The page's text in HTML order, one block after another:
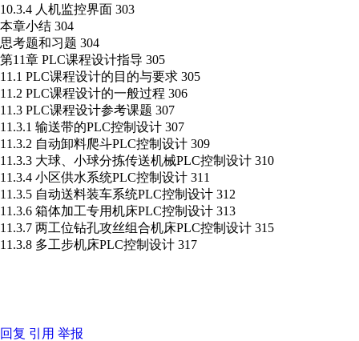
10.3.4 人机监控界面 303
本章小结 304
思考题和习题 304
第11章 PLC课程设计指导 305
11.1 PLC课程设计的目的与要求 305
11.2 PLC课程设计的一般过程 306
11.3 PLC课程设计参考课题 307
11.3.1 输送带的PLC控制设计 307
11.3.2 自动卸料爬斗PLC控制设计 309
11.3.3 大球、小球分拣传送机械PLC控制设计 310
11.3.4 小区供水系统PLC控制设计 311
11.3.5 自动送料装车系统PLC控制设计 312
11.3.6 箱体加工专用机床PLC控制设计 313
11.3.7 两工位钻孔攻丝组合机床PLC控制设计 315
11.3.8 多工步机床PLC控制设计 317
回复 引用 举报